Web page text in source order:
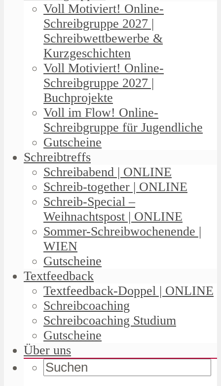
Voll Motiviert! Online-
Schreibgruppe 2027 |
Schreibwettbewerbe &
Kurzgeschichten
Voll Motiviert! Online-
Schreibgruppe 2027 |
Buchprojekte
Voll im Flow! Online-
Schreibgruppe für Jugendliche
Gutscheine
Schreibtreffs
Schreibabend | ONLINE
Schreib-together | ONLINE
Schreib-Special –
Weihnachtspost | ONLINE
Sommer-Schreibwochenende |
WIEN
Gutscheine
Textfeedback
Textfeedback-Doppel | ONLINE
Schreibcoaching
Schreibcoaching Studium
Gutscheine
Über uns